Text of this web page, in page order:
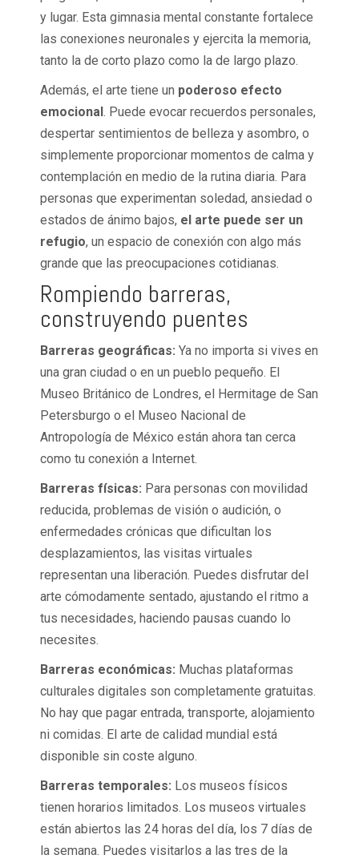
y lugar. Esta gimnasia mental constante fortalece
las conexiones neuronales y ejercita la memoria,
tanto la de corto plazo como la de largo plazo.
Además, el arte tiene un poderoso efecto
emocional. Puede evocar recuerdos personales,
despertar sentimientos de belleza y asombro, o
simplemente proporcionar momentos de calma y
contemplación en medio de la rutina diaria. Para
personas que experimentan soledad, ansiedad o
estados de ánimo bajos, el arte puede ser un
refugio, un espacio de conexión con algo más
grande que las preocupaciones cotidianas.
Rompiendo barreras,
construyendo puentes
Barreras geográficas: Ya no importa si vives en
una gran ciudad o en un pueblo pequeño. El
Museo Británico de Londres, el Hermitage de San
Petersburgo o el Museo Nacional de
Antropología de México están ahora tan cerca
como tu conexión a Internet.
Barreras físicas: Para personas con movilidad
reducida, problemas de visión o audición, o
enfermedades crónicas que dificultan los
desplazamientos, las visitas virtuales
representan una liberación. Puedes disfrutar del
arte cómodamente sentado, ajustando el ritmo a
tus necesidades, haciendo pausas cuando lo
necesites.
Barreras económicas: Muchas plataformas
culturales digitales son completamente gratuitas.
No hay que pagar entrada, transporte, alojamiento
ni comidas. El arte de calidad mundial está
disponible sin coste alguno.
Barreras temporales: Los museos físicos
tienen horarios limitados. Los museos virtuales
están abiertos las 24 horas del día, los 7 días de
la semana. Puedes visitarlos a las tres de la